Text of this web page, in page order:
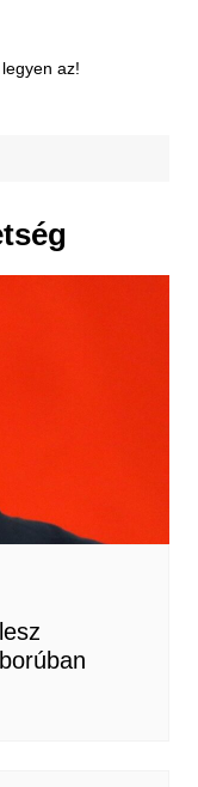
az!